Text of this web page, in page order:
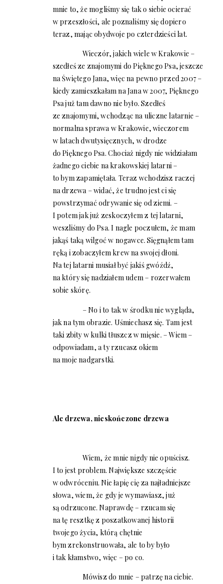
mnie to, że mogliśmy się tak o siebie ocierać
w przeszłości, ale poznaliśmy się dopiero
teraz, mając obydwoje po czterdzieści lat.
Wieczór, jakich wiele w Krakowie –
szedłeś ze znajomymi do Pięknego Psa, jeszcze
na Świętego Jana, więc na pewno przed 2007 –
kiedy zamieszkałam na Jana w 2007, Pięknego
Psa już tam dawno nie było. Szedłeś
ze znajomymi, wchodząc na uliczne latarnie –
normalna sprawa w Krakowie, wieczorem
w latach dwutysięcznych, w drodze
do Pięknego Psa. Chociaż nigdy nie widziałam
żadnego ciebie na krakowskiej latarni –
to bym zapamiętała. Teraz wchodzisz raczej
na drzewa – widać, że trudno jest ci się
powstrzymać odrywanie się od ziemi. –
I potem jak już zeskoczyłem z tej latarni,
weszliśmy do Psa. I nagle poczułem, że mam
jakąś taką wilgoć w nogawce. Sięgnąłem tam
ręką i zobaczyłem krew na swojej dłoni.
Na tej latarni musiał być jakiś gwóźdź,
na który się nadziałem udem – rozerwałem
sobie skórę.
– No i to tak w środku nie wygląda,
jak na tym obrazie. Uśmiechasz się. Tam jest
taki zbity w kulki tłuszcz w mięsie. – Wiem –
odpowiadam, a ty rzucasz okiem
na moje nadgarstki.
Ale drzewa, nieskończone drzewa
Wiem, że mnie nigdy nie opuścisz.
I to jest problem. Największe szczęście
w odwróceniu. Nie łapię cię za najładniejsze
słowa, wiem, że gdy je wymawiasz, już
są odrzucone. Naprawdę – rzucam się
na tę resztkę z poszatkowanej historii
twojego życia, którą chętnie
bym zrekonstruowała, ale to by było
i tak kłamstwo, więc – po co.
Mówisz do mnie – patrzę na ciebie.